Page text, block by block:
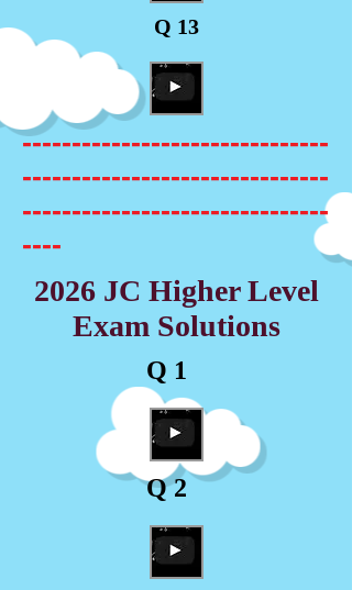
Q 13
-------------------------------
-------------------------------
-------------------------------
----
2026 JC Higher Level
Exam Solutions
Q 1
Q 2